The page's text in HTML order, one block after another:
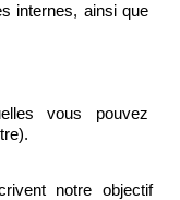
internes, ainsi que
vous pouvez
notre objectif